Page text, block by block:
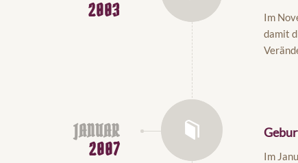
2003
Im
damit
JANUAR
2007
Im